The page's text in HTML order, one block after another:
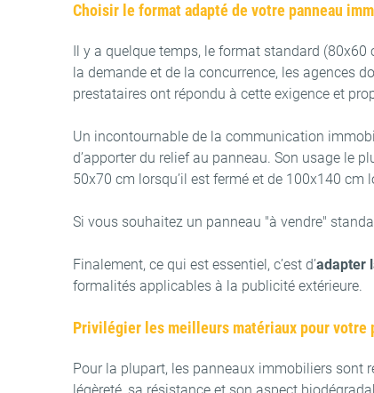
Choisir le format adapté de votre panneau
Il y a quelque temps, le format standard
la demande et de la concurrence, les agences
prestataires ont répondu à cette exigence et
Un incontournable de la communication
d’apporter du relief au panneau. Son usage le
50x70 cm lorsqu’il est fermé et de 100x140 cm
Si vous souhaitez un panneau "à vendre"
Finalement, ce qui est essentiel, c’est d’adapter
formalités applicables à la publicité extérieure.
Privilégier les meilleurs matériaux pour votre
Pour la plupart, les panneaux immobiliers sont